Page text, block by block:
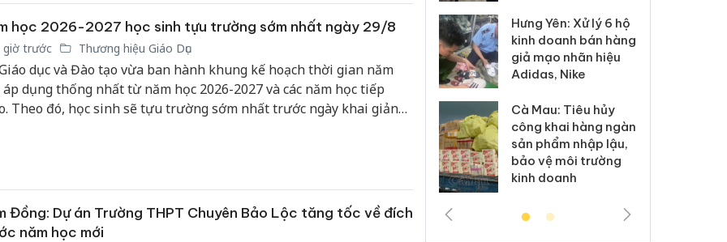
học 2026-2027 học sinh tựu trường sớm nhất ngày 29/8
giờ trước Thương hiệu Giáo Dục
dục và Đào tạo vừa ban hành khung kế hoạch thời gian năm
áp dụng thống nhất từ năm học 2026-2027 và các năm học tiếp
Theo đó, học sinh sẽ tựu trường sớm nhất trước ngày khai giảng
Đồng: Dự án Trường THPT Chuyên Bảo Lộc tăng tốc về đích
năm học mới
Thanh Hóa: Tìm bị
Moyuum giả
An Giang: Đối tượng
Hưng Yên: Xử lý 6 hộ
kinh doanh bán hàng
giả mạo nhãn hiệu
Adidas, Nike
Cà Mau: Tiêu hủy
công khai hàng ngàn
sản phẩm nhập lậu,
bảo vệ môi trường
kinh doanh